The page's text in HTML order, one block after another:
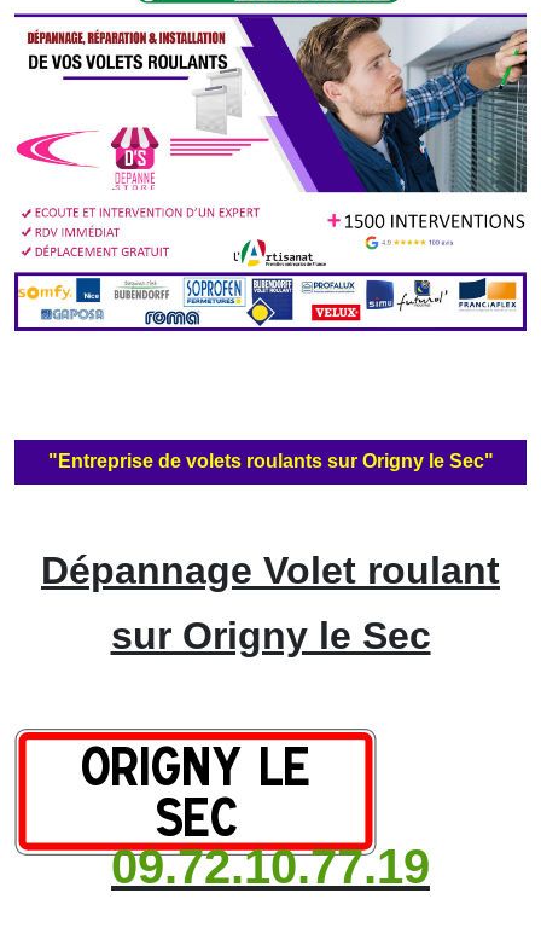
"Entreprise de volets roulants sur Origny le Sec"
Dépannage Volet roulant
sur Origny le Sec
09.72.10.77.19